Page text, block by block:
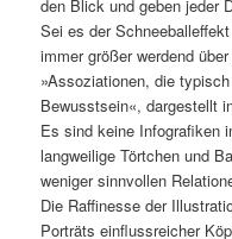
den Blick und geben jeder
Sei es der
immer größer werdend
»Assoziationen, die
Bewusstsein«, dargestellt
Es sind keine Infografiken
langweilige Törtchen und
weniger sinnvollen
Die Raffinesse der
Porträts einflussreicher